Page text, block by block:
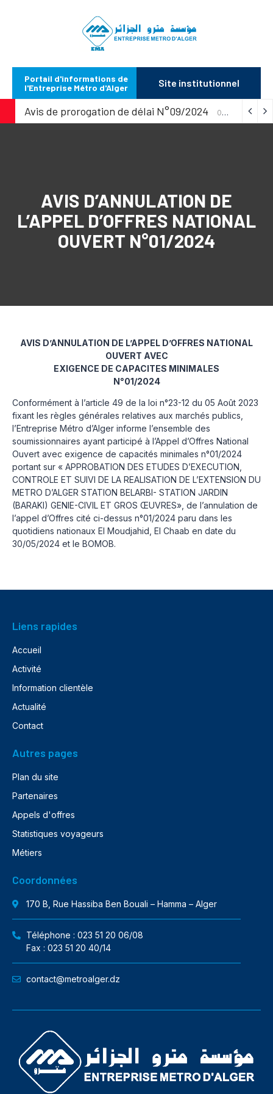
Portail d'informations de
l'Entreprise Métro d'Alger
Site institutionnel
Avis de prorogation de délai N°09/2024 07/10/2024
AVIS D’ANNULATION DE
L’APPEL D’OFFRES NATIONAL
OUVERT N°01/2024
AVIS D’ANNULATION DE L’APPEL D’OFFRES NATIONAL
OUVERT AVEC
EXIGENCE DE CAPACITES MINIMALES
N°01/2024
Conformément à l’article 49 de la loi n°23-12 du 05 Août 2023
fixant les règles générales relatives aux marchés publics,
l’Entreprise Métro d’Alger informe l’ensemble des
soumissionnaires ayant participé à l’Appel d’Offres National
Ouvert avec exigence de capacités minimales n°01/2024
portant sur « APPROBATION DES ETUDES D’EXECUTION,
CONTROLE ET SUIVI DE LA REALISATION DE L’EXTENSION DU
METRO D’ALGER STATION BELARBI- STATION JARDIN
(BARAKI) GENIE-CIVIL ET GROS ŒUVRES», de l’annulation de
l’appel d’Offres cité ci-dessus n°01/2024 paru dans les
quotidiens nationaux El Moudjahid, El Chaab en date du
30/05/2024 et le BOMOB.
Liens rapides
Accueil
Activité
Information clientèle
Actualité
Contact
Autres pages
Plan du site
Partenaires
Appels d'offres
Statistiques voyageurs
Métiers
Coordonnées
170 B, Rue Hassiba Ben Bouali – Hamma – Alger
Téléphone : 023 51 20 06/08
Fax : 023 51 20 40/14
contact@metroalger.dz